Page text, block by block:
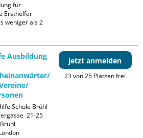
für
Ersthelfer
weniger als 2
Ausbildung
Schule Brühl
21-25
jetzt anmelden
23 von 25 Plätzen frei